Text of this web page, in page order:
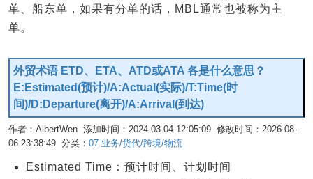
单、船东单，如果有分单的话，MBL通常也被称为主
单。
外贸术语 ETD、ETA、ATD或ATA 各是什么意思？
E:Estimated(预计)/A:Actual(实际)/T:Time(时
间)/D:Departure(离开)/A:Arrival(到达)
作者：AlbertWen 添加时间：2024-03-04 12:05:09 修改时间：2026-08-
06 23:38:49 分类： 07.业务/货代/跨境/物流
Estimated Time：预计时间、计划时间